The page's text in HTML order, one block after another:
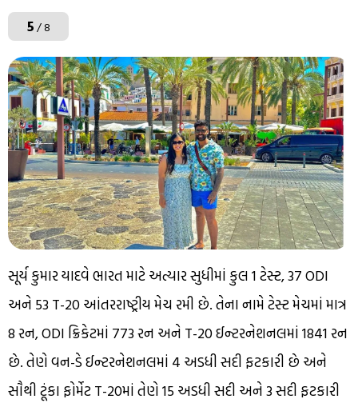
5/ 8
સૂર્ય કુમાર યાદવે ભારત માટે અત્યાર સુધીમાં કુલ 1 ટેસ્ટ, 37 ODI
અને 53 T-20 આંતરરાષ્ટ્રીય મેચ રમી છે. તેના નામે ટેસ્ટ મેચમાં માત્ર
8 રન, ODI ક્રિકેટમાં 773 રન અને T-20 ઈન્ટરનેશનલમાં 1841 રન
છે. તેણે વન-ડે ઈન્ટરનેશનલમાં 4 અડધી સદી ફટકારી છે અને
સૌથી ટૂંકા ફોર્મેટ T-20માં તેણે 15 અડધી સદી અને 3 સદી ફટકારી